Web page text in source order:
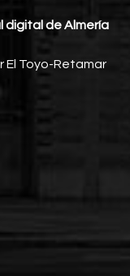
digital de Almería
El Toyo-Retamar